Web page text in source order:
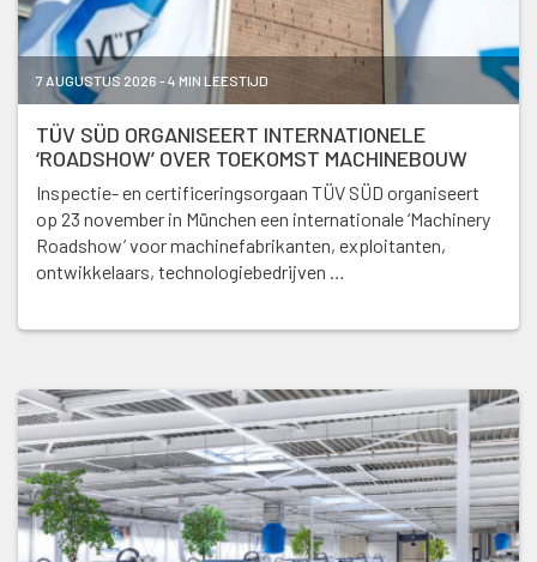
7 AUGUSTUS 2026 - 4 MIN LEESTIJD
TÜV SÜD ORGANISEERT INTERNATIONELE
‘ROADSHOW’ OVER TOEKOMST MACHINEBOUW
Inspectie- en certificeringsorgaan TÜV SÜD organiseert
op 23 november in München een internationale ‘Machinery
Roadshow’ voor machinefabrikanten, exploitanten,
ontwikkelaars, technologiebedrijven …